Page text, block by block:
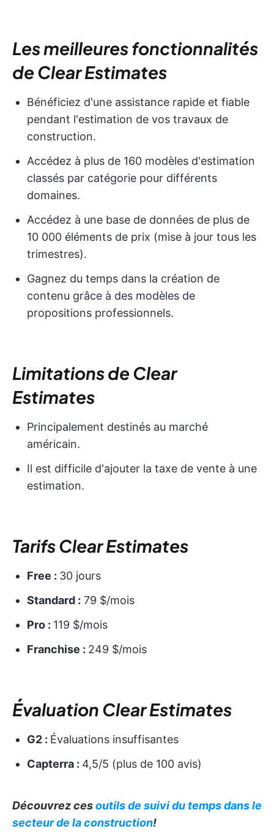
Les meilleures fonctionnalités
de Clear Estimates
Bénéficiez d'une assistance rapide et fiable
pendant l'estimation de vos travaux de
construction.
Accédez à plus de 160 modèles d'estimation
classés par catégorie pour différents
domaines.
Accédez à une base de données de plus de
10 000 éléments de prix (mise à jour tous les
trimestres).
Gagnez du temps dans la création de
contenu grâce à des modèles de
propositions professionnels.
Limitations de Clear
Estimates
Principalement destinés au marché
américain.
Il est difficile d'ajouter la taxe de vente à une
estimation.
Tarifs Clear Estimates
Free : 30 jours
Standard : 79 $/mois
Pro : 119 $/mois
Franchise : 249 $/mois
Évaluation Clear Estimates
G2 : Évaluations insuffisantes
Capterra : 4,5/5 (plus de 100 avis)
Découvrez cesoutils de suivi du temps dans le
secteur de la construction!